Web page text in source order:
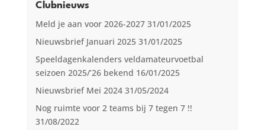
Clubnieuws
Meld je aan voor 2026-2027 31/01/2025
Nieuwsbrief Januari 2025 31/01/2025
Speeldagenkalenders veldamateurvoetbal
seizoen 2025/’26 bekend 16/01/2025
Nieuwsbrief Mei 2024 31/05/2024
Nog ruimte voor 2 teams bij 7 tegen 7 !!
31/08/2022